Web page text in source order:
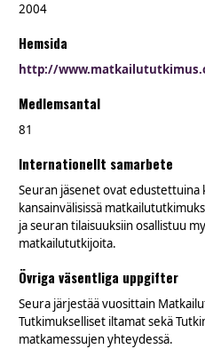
2004
Hemsida
http://
Medlemsantal
81
Internationellt samarbete
Seuran jäsenet ovat edustettuina
kansainvälisissä
ja seuran tilaisuuksiin osallistuu
matkailututkijoita.
Övriga väsentliga uppgifter
Seura järjestää vuosittain
Tutkimukselliset iltamat sekä
matkamessujen yhteydessä.